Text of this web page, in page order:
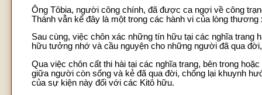
Ông Tôbia, người công chính, đã được ca ngợi về công
Thánh vẫn kể đây là một trong các hành vi của lòng
Sau cùng, việc chôn xác những tín hữu tại các nghĩa trang
hữu tưởng nhớ và cầu nguyện cho những người đã qua
Qua việc chôn cất thi hài tại các nghĩa trang, bên trong
giữa người còn sống và kẻ đã qua đời, chống lại khuynh
của sự kiện này đối với các Kitô hữu.